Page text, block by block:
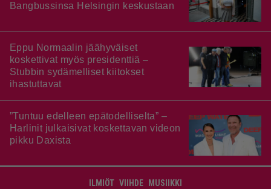
Bangbussinsa Helsingin keskustaan
Eppu Normaalin jäähyväiset
koskettivat myös presidenttiä –
Stubbin sydämelliset kiitokset
ihastuttavat
”Tuntuu edelleen epätodelliselta” –
Harlinit julkaisivat koskettavan videon
pikku Daxista
ILMIÖT VIIHDE MUSIIKKI